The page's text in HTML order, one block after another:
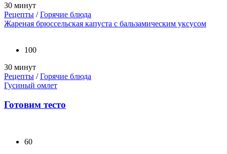
30 минут
Рецепты /Горячие блюда
Жареная брюссельская капуста с бальзамическим уксусом
100
30 минут
Рецепты /Горячие блюда
Гусиный омлет
Готовим тесто
60